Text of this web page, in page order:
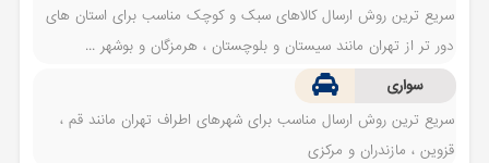
سریع ترین روش ارسال کالاهای سبک و کوچک مناسب برای استان های
دور تر از تهران مانند سیستان و بلوچستان ، هرمزگان و بوشهر ...
سواری
سریع ترین روش ارسال مناسب برای شهرهای اطراف تهران مانند قم ،
قزوین ، مازندران و مرکزی